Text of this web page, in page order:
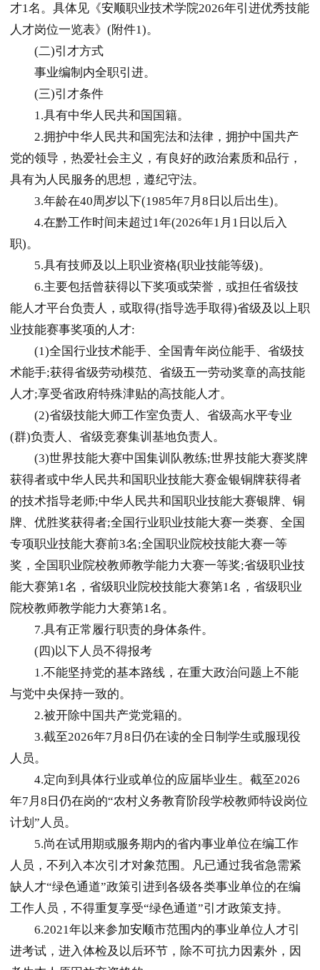
才1名。具体见《安顺职业技术学院2026年引进优秀技能
人才岗位一览表》(附件1)。
(二)引才方式
事业编制内全职引进。
(三)引才条件
1.具有中华人民共和国国籍。
2.拥护中华人民共和国宪法和法律，拥护中国共产
党的领导，热爱社会主义，有良好的政治素质和品行，
具有为人民服务的思想，遵纪守法。
3.年龄在40周岁以下(1985年7月8日以后出生)。
4.在黔工作时间未超过1年(2026年1月1日以后入
职)。
5.具有技师及以上职业资格(职业技能等级)。
6.主要包括曾获得以下奖项或荣誉，或担任省级技
能人才平台负责人，或取得(指导选手取得)省级及以上职
业技能赛事奖项的人才:
(1)全国行业技术能手、全国青年岗位能手、省级技
术能手;获得省级劳动模范、省级五一劳动奖章的高技能
人才;享受省政府特殊津贴的高技能人才。
(2)省级技能大师工作室负责人、省级高水平专业
(群)负责人、省级竞赛集训基地负责人。
(3)世界技能大赛中国集训队教练;世界技能大赛奖牌
获得者或中华人民共和国职业技能大赛金银铜牌获得者
的技术指导老师;中华人民共和国职业技能大赛银牌、铜
牌、优胜奖获得者;全国行业职业技能大赛一类赛、全国
专项职业技能大赛前3名;全国职业院校技能大赛一等
奖，全国职业院校教师教学能力大赛一等奖;省级职业技
能大赛第1名，省级职业院校技能大赛第1名，省级职业
院校教师教学能力大赛第1名。
7.具有正常履行职责的身体条件。
(四)以下人员不得报考
1.不能坚持党的基本路线，在重大政治问题上不能
与党中央保持一致的。
2.被开除中国共产党党籍的。
3.截至2026年7月8日仍在读的全日制学生或服现役
人员。
4.定向到具体行业或单位的应届毕业生。截至2026
年7月8日仍在岗的“农村义务教育阶段学校教师特设岗位
计划”人员。
5.尚在试用期或服务期内的省内事业单位在编工作
人员，不列入本次引才对象范围。凡已通过我省急需紧
缺人才“绿色通道”政策引进到各级各类事业单位的在编
工作人员，不得重复享受“绿色通道”引才政策支持。
6.2021年以来参加安顺市范围内的事业单位人才引
进考试，进入体检及以后环节，除不可抗力因素外，因